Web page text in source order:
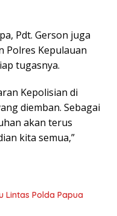
Pdt. Gerson juga
Polres Kepulauan
tugasnya.
Kepolisian di
diemban. Sebagai
akan terus
kita semua,”
Lintas Polda Papua